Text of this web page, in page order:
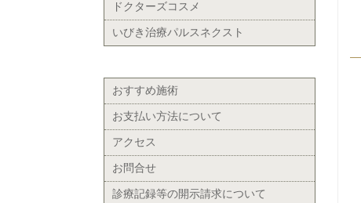
ドクターズコスメ
いびき治療パルスネクスト
おすすめ施術
お支払い方法について
アクセス
お問合せ
診療記録等の開示請求について